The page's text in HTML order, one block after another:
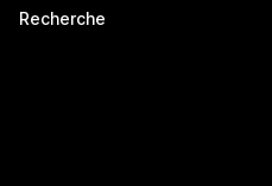
Recherche